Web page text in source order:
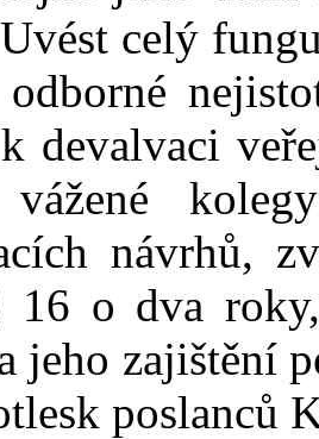
celý
devalvaci
vážené
návrhů,
16 o dva
jeho zajištění
poslanců